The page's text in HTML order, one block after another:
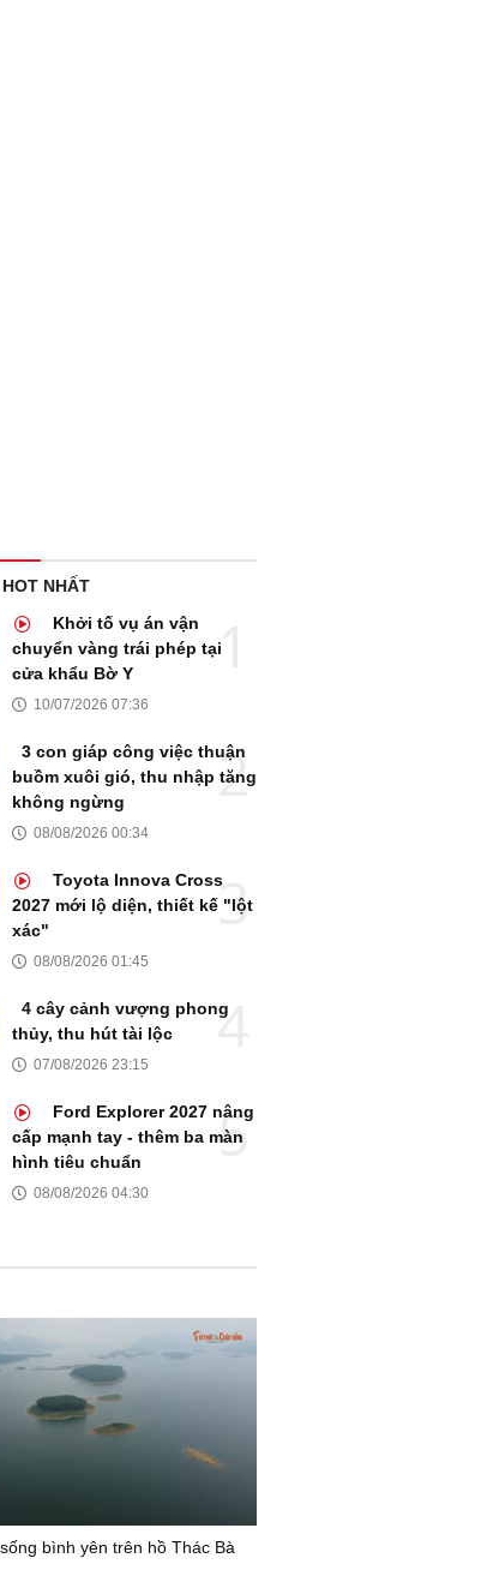
NHẤT
Khởi tố vụ án vận
chuyển vàng trái phép tại
cửa khẩu Bờ Y
10/07/2026 07:36
3 con giáp công việc thuận
buồm xuôi gió, thu nhập tăng
không ngừng
08/08/2026 00:34
Toyota Innova Cross
2027 mới lộ diện, thiết kế "lột
xác"
08/08/2026 01:45
4 cây cảnh vượng phong
thủy, thu hút tài lộc
07/08/2026 23:15
Ford Explorer 2027 nâng
cấp mạnh tay - thêm ba màn
hình tiêu chuẩn
08/08/2026 04:30
bình yên trên hồ Thác Bà